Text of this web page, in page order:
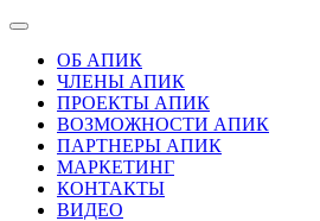
ОБ АПИК
ЧЛЕНЫ АПИК
ПРОЕКТЫ АПИК
ВОЗМОЖНОСТИ АПИК
ПАРТНЕРЫ АПИК
МАРКЕТИНГ
КОНТАКТЫ
ВИДЕО